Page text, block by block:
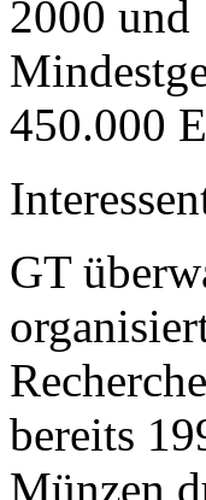
2000
450.000
GT
bereits
Münzen